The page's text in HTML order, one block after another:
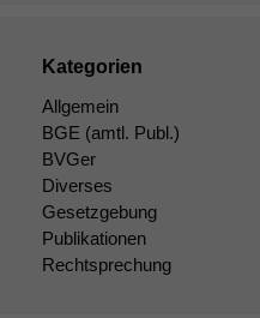
Kategorien
Allgemein
BGE (amtl. Publ.)
BVGer
Diverses
Gesetzgebung
Publikationen
Rechtsprechung